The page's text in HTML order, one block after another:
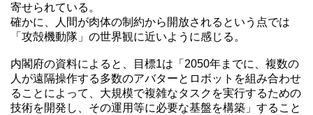
寄せられている。
確かに、人間が肉体の制約から開放されるという点では
「攻殻機動隊」の世界観に近いように感じる。
内閣府の資料によると、目標1は「2050年までに、複数の
人が遠隔操作する多数のアバターとロボットを組み合わせ
ることによって、大規模で複雑なタスクを実行するための
技術を開発し、その運用等に必要な基盤を構築」すること